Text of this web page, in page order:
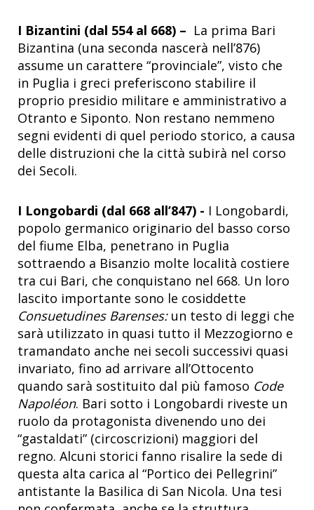
I Bizantini (dal 554 al 668) – La prima Bari
Bizantina (una seconda nascerà nell’876)
assume un carattere “provinciale”, visto che
in Puglia i greci preferiscono stabilire il
proprio presidio militare e amministrativo a
Otranto e Siponto. Non restano nemmeno
segni evidenti di quel periodo storico, a causa
delle distruzioni che la città subirà nel corso
dei Secoli.
I Longobardi (dal 668 all’847) - I Longobardi,
popolo germanico originario del basso corso
del fiume Elba, penetrano in Puglia
sottraendo a Bisanzio molte località costiere
tra cui Bari, che conquistano nel 668. Un loro
lascito importante sono le cosiddette
Consuetudines Barenses: un testo di leggi che
sarà utilizzato in quasi tutto il Mezzogiorno e
tramandato anche nei secoli successivi quasi
invariato, fino ad arrivare all’Ottocento
quando sarà sostituito dal più famoso Code
Napoléon. Bari sotto i Longobardi riveste un
ruolo da protagonista divenendo uno dei
“gastaldati” (circoscrizioni) maggiori del
regno. Alcuni storici fanno risalire la sede di
questa alta carica al “Portico dei Pellegrini”
antistante la Basilica di San Nicola. Una tesi